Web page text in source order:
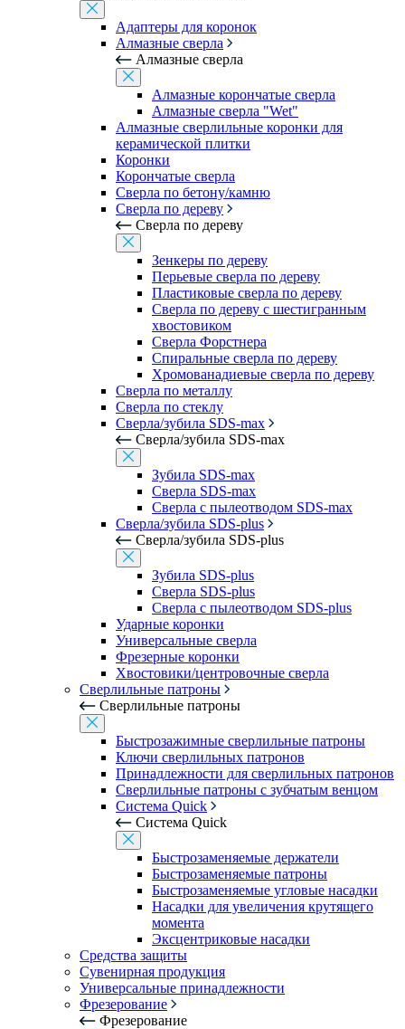
Адаптеры для коронок
Алмазные сверла
Алмазные сверла
Алмазные корончатые сверла
Алмазные сверла "Wet"
Алмазные сверлильные коронки для
керамической плитки
Коронки
Корончатые сверла
Сверла по бетону/камню
Сверла по дереву
Сверла по дереву
Зенкеры по дереву
Перьевые сверла по дереву
Пластиковые сверла по дереву
Сверла по дереву с шестигранным
хвостовиком
Сверла Форстнера
Спиральные сверла по дереву
Хромованадиевые сверла по дереву
Сверла по металлу
Сверла по стеклу
Сверла/зубила SDS-max
Сверла/зубила SDS-max
Зубила SDS-max
Сверла SDS-max
Сверла с пылеотводом SDS-max
Сверла/зубила SDS-plus
Сверла/зубила SDS-plus
Зубила SDS-plus
Сверла SDS-plus
Сверла с пылеотводом SDS-plus
Ударные коронки
Универсальные сверла
Фрезерные коронки
Хвостовики/центровочные сверла
Сверлильные патроны
Сверлильные патроны
Быстрозажимные сверлильные патроны
Ключи сверлильных патронов
Принадлежности для сверлильных патронов
Сверлильные патроны с зубчатым венцом
Система Quick
Система Quick
Быстрозаменяемые держатели
Быстрозаменяемые патроны
Быстрозаменяемые угловые насадки
Насадки для увеличения крутящего
момента
Эксцентриковые насадки
Средства защиты
Сувенирная продукция
Универсальные принадлежности
Фрезерование
Фрезерование